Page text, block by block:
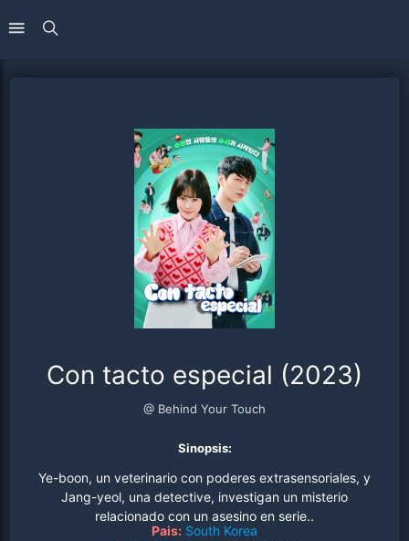
Con tacto especial (2023)
@ Behind Your Touch
Sinopsis:
Ye-boon, un veterinario con poderes extrasensoriales, y
Jang-yeol, una detective, investigan un misterio
relacionado con un asesino en serie..
Pais: South Korea